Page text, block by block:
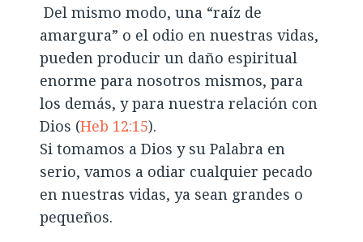
Del mismo modo, una “raíz de
amargura” o el odio en nuestras vidas,
pueden producir un daño espiritual
enorme para nosotros mismos, para
los demás, y para nuestra relación con
Dios (Heb 12:15).
Si tomamos a Dios y su Palabra en
serio, vamos a odiar cualquier pecado
en nuestras vidas, ya sean grandes o
pequeños.